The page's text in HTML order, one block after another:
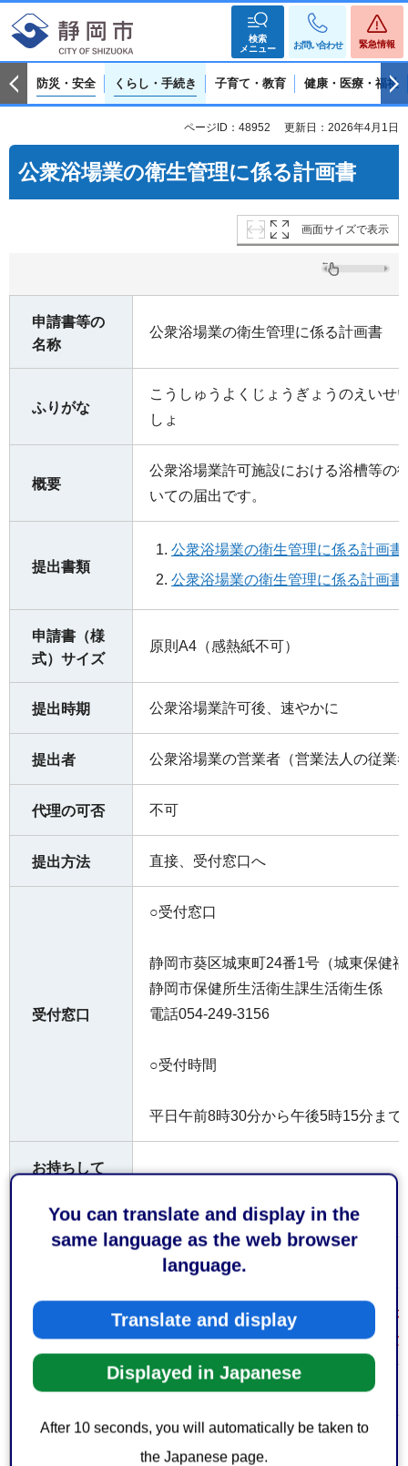
You can translate and display in the
same language as the web browser
language.
Translate and display
Displayed in Japanese
After 10 seconds, you will automatically be taken to
the Japanese page.
検索
メニュー
お問い合わせ 緊急情報
防災・安全 くらし・手続き 子育て・教育 健康・医療・福祉
ページID：48952 更新日：2026年4月1日
公衆浴場業の衛生管理に係る計画書
画面サイズで表示
申請書等の
名称
公衆浴場業の衛生管理に係る計画書
ふりがな
こうしゅうよくじょうぎょうのえいせ
しょ
概要
公衆浴場業許可施設における浴槽等の
いての届出です。
提出書類
公衆浴場業の衛生管理に係る計画
公衆浴場業の衛生管理に係る計画
申請書（様
式）サイズ
原則A4（感熱紙不可）
提出時期 公衆浴場業許可後、速やかに
提出者 公衆浴場業の営業者（営業法人の従業
代理の可否 不可
提出方法 直接、受付窓口へ
受付窓口
○受付窓口
静岡市葵区城東町24番1号（城東保健
静岡市保健所生活衛生課生活衛生係
電話054-249-3156
○受付時間
平日午前8時30分から午後5時15分まで
お持ちして
無料
注意事項
必要に応じ、追加書類等が必要になる
前に保健所の担当者へお問い合わせく
備考 なし
保健・衛生＞